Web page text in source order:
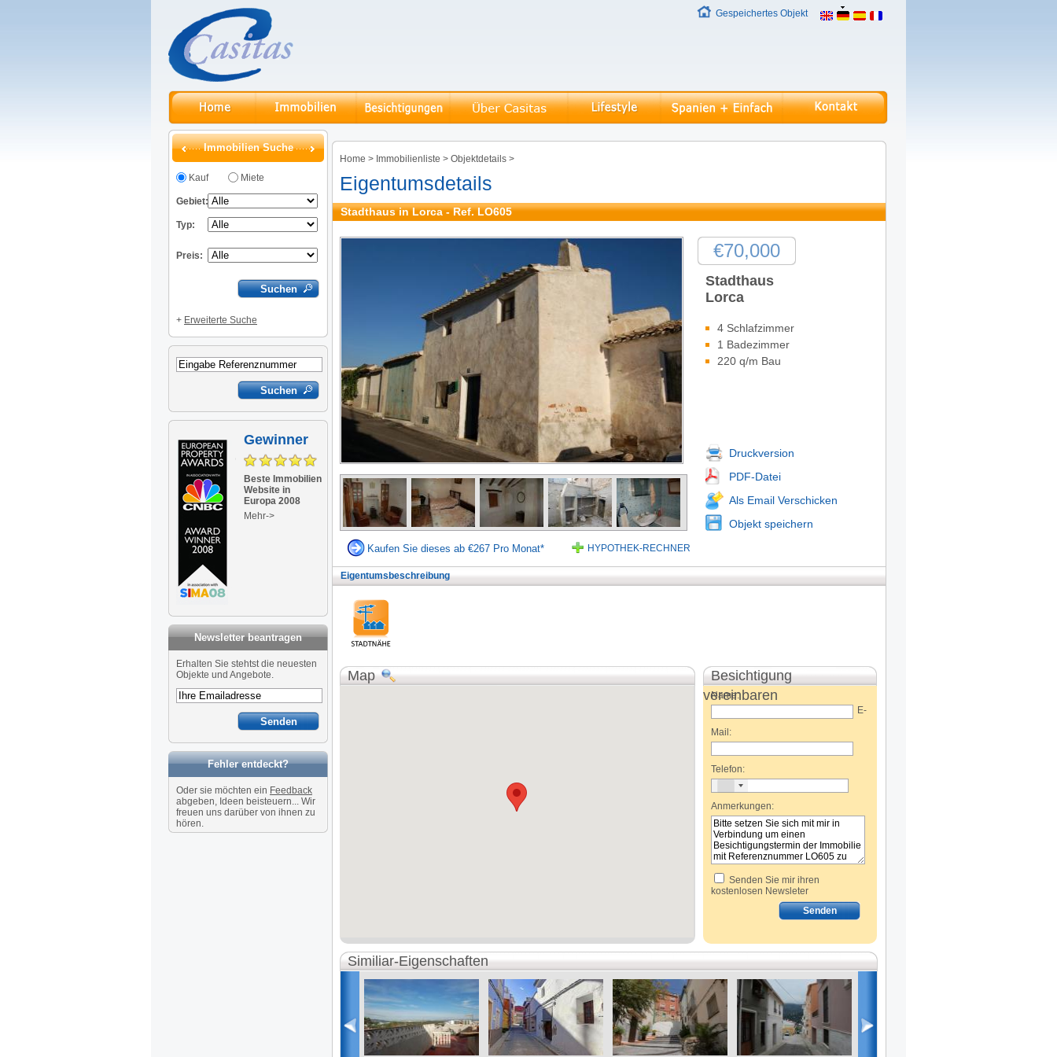
Gespeichertes Objekt
Immobilien Suche
Kauf Miete
Gebiet:
Typ:
Preis:
+ Erweiterte Suche
Gewinner
Beste Immobilien
Website in
Europa 2008
Mehr->
Newsletter beantragen
Newsletter
Erhalten Sie stehtst die neuesten
Objekte und Angebote.
Fehler entdeckt?
Oder sie möchten ein Feedback
abgeben, Ideen beisteuern... Wir
freuen uns darüber von ihnen zu
hören.
Home > Immobilienliste > Objektdetails >
Eigentumsdetails
Stadthaus in Lorca - Ref. LO605
€70,000
Stadthaus
Lorca
4 Schlafzimmer
1 Badezimmer
220 q/m Bau
Druckversion
PDF-Datei
Als Email Verschicken
Objekt speichern
HYPOTHEK-RECHNER
Kaufen Sie dieses ab €267 Pro Monat*
Eigentumsbeschreibung
Map
Besichtigung
vereinbaren
Name:
E-
Mail:
Telefon:
Anmerkungen:
Senden Sie mir ihren
kostenlosen Newsleter
Similiar-Eigenschaften